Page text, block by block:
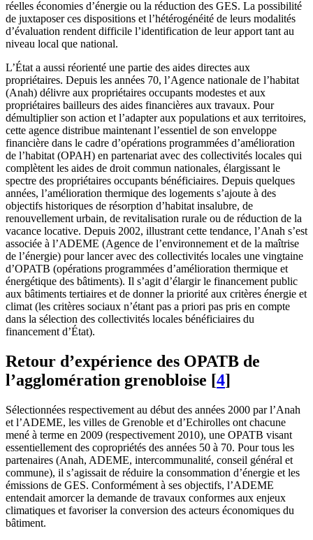
réelles économies d’énergie ou la réduction des GES. La possibilité
de juxtaposer ces dispositions et l’hétérogénéité de leurs modalités
d’évaluation rendent difficile l’identification de leur apport tant au
niveau local que national.
L’État a aussi réorienté une partie des aides directes aux
propriétaires. Depuis les années 70, l’Agence nationale de l’habitat
(Anah) délivre aux propriétaires occupants modestes et aux
propriétaires bailleurs des aides financières aux travaux. Pour
démultiplier son action et l’adapter aux populations et aux territoires,
cette agence distribue maintenant l’essentiel de son enveloppe
financière dans le cadre d’opérations programmées d’amélioration
de l’habitat (OPAH) en partenariat avec des collectivités locales qui
complètent les aides de droit commun nationales, élargissant le
spectre des propriétaires occupants bénéficiaires. Depuis quelques
années, l’amélioration thermique des logements s’ajoute à des
objectifs historiques de résorption d’habitat insalubre, de
renouvellement urbain, de revitalisation rurale ou de réduction de la
vacance locative. Depuis 2002, illustrant cette tendance, l’Anah s’est
associée à l’ADEME (Agence de l’environnement et de la maîtrise
de l’énergie) pour lancer avec des collectivités locales une vingtaine
d’OPATB (opérations programmées d’amélioration thermique et
énergétique des bâtiments). Il s’agit d’élargir le financement public
aux bâtiments tertiaires et de donner la priorité aux critères énergie et
climat (les critères sociaux n’étant pas a priori pas pris en compte
dans la sélection des collectivités locales bénéficiaires du
financement d’État).
Retour d’expérience des OPATB de
l’agglomération grenobloise [4]
Sélectionnées respectivement au début des années 2000 par l’Anah
et l’ADEME, les villes de Grenoble et d’Echirolles ont chacune
mené à terme en 2009 (respectivement 2010), une OPATB visant
essentiellement des copropriétés des années 50 à 70. Pour tous les
partenaires (Anah, ADEME, intercommunalité, conseil général et
commune), il s’agissait de réduire la consommation d’énergie et les
émissions de GES. Conformément à ses objectifs, l’ADEME
entendait amorcer la demande de travaux conformes aux enjeux
climatiques et favoriser la conversion des acteurs économiques du
bâtiment.